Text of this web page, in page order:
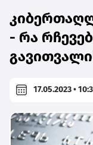
- რა
17.05.2023 •